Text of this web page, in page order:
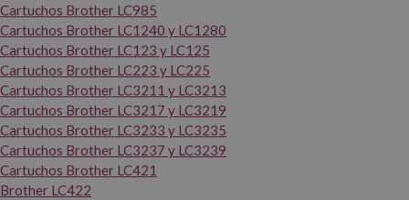
Cartuchos Brother LC985
Cartuchos Brother LC1240 y LC1280
Cartuchos Brother LC123 y LC125
Cartuchos Brother LC223 y LC225
Cartuchos Brother LC3211 y LC3213
Cartuchos Brother LC3217 y LC3219
Cartuchos Brother LC3233 y LC3235
Cartuchos Brother LC3237 y LC3239
Cartuchos Brother LC421
Brother LC422